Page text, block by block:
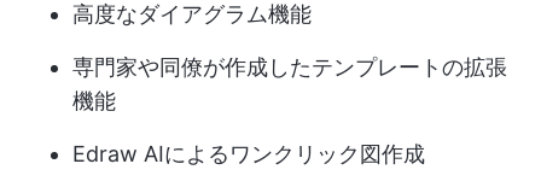
高度なダイアグラム機能
専門家や同僚が作成したテンプレートの拡張
機能
Edraw AIによるワンクリック図作成